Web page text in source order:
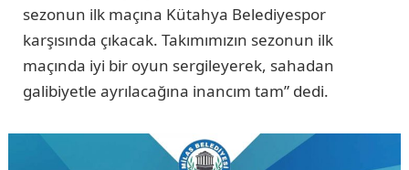
sezonun ilk maçına Kütahya Belediyespor
karşısında çıkacak. Takımımızın sezonun ilk
maçında iyi bir oyun sergileyerek, sahadan
galibiyetle ayrılacağına inancım tam” dedi.